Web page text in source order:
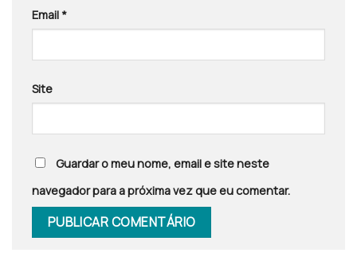
Email *
Site
Guardar o meu nome, email e site neste
navegador para a próxima vez que eu comentar.